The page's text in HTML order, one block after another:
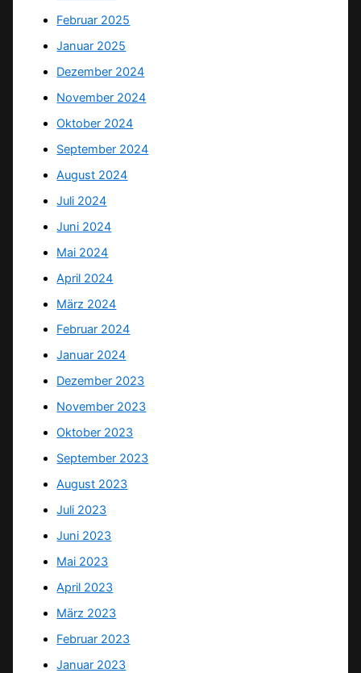
Februar 2025
Januar 2025
Dezember 2024
November 2024
Oktober 2024
September 2024
August 2024
Juli 2024
Juni 2024
Mai 2024
April 2024
März 2024
Februar 2024
Januar 2024
Dezember 2023
November 2023
Oktober 2023
September 2023
August 2023
Juli 2023
Juni 2023
Mai 2023
April 2023
März 2023
Februar 2023
Januar 2023